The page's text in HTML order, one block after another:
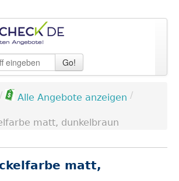
Go!
/ Alle Angebote anzeigen /
matt, dunkelbraun
matt,